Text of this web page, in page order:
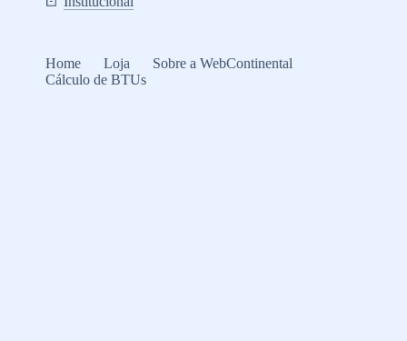
Home Loja
Sobre a WebContinental
Cálculo de BTUs